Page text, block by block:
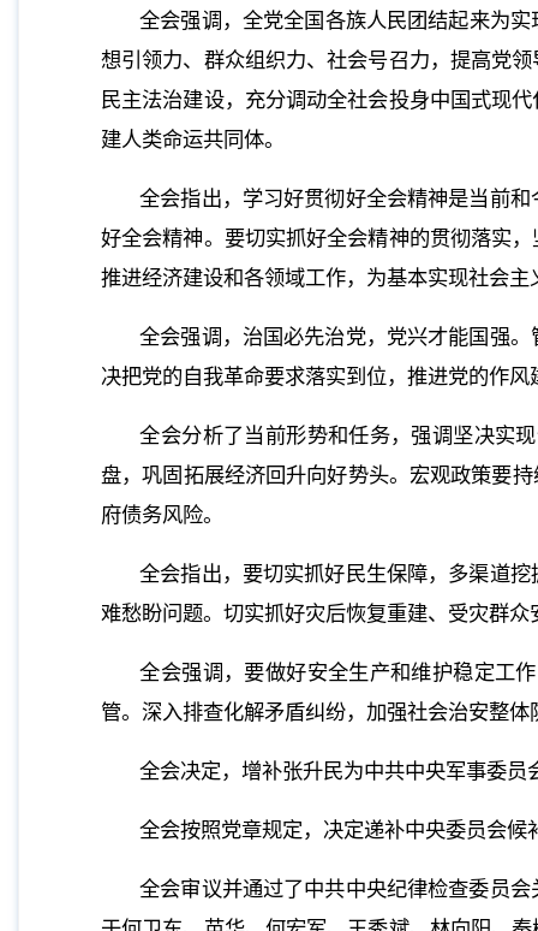
全会强调，全党全国各族人民团结起来为
想引领力、群众组织力、社会号召力，提高党
民主法治建设，充分调动全社会投身中国式现
建人类命运共同体。
全会指出，学习好贯彻好全会精神是当前
好全会精神。要切实抓好全会精神的贯彻落实
推进经济建设和各领域工作，为基本实现社会主
全会强调，治国必先治党，党兴才能国强
决把党的自我革命要求落实到位，推进党的作
全会分析了当前形势和任务，强调坚决实
盘，巩固拓展经济回升向好势头。宏观政策要
府债务风险。
全会指出，要切实抓好民生保障，多渠道
难愁盼问题。切实抓好灾后恢复重建、受灾群
全会强调，要做好安全生产和维护稳定工
管。深入排查化解矛盾纠纷，加强社会治安整
全会决定，增补张升民为中共中央军事委员
全会按照党章规定，决定递补中央委员会
全会审议并通过了中共中央纪律检查委员